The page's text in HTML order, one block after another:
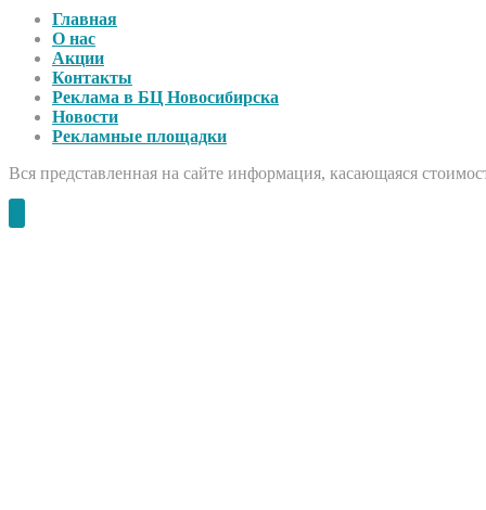
Главная
О нас
Акции
Контакты
Реклама в БЦ Новосибирска
Новости
Рекламные площадки
Вся представленная на сайте информация, касающаяся